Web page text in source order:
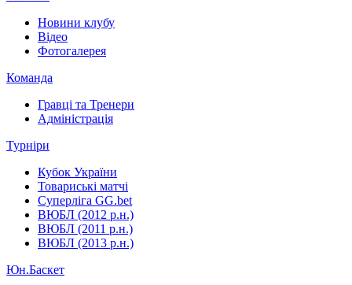
Новини клубу
Відео
Фотогалерея
Команда
Гравці та Тренери
Адміністрація
Турніри
Кубок України
Товариські матчі
Суперліга GG.bet
ВЮБЛ (2012 р.н.)
ВЮБЛ (2011 р.н.)
ВЮБЛ (2013 р.н.)
Юн.Баскет